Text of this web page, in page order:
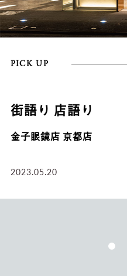
PICK UP
HISTORY-1
はじまりは最後列